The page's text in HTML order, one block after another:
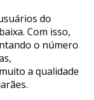
do
Com isso,
o número
a qualidade